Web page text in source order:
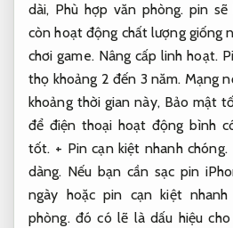
dài, Phù hợp văn phòng. pin sẽ
còn hoạt động chất lượng giống
chơi game. Nâng cấp linh hoạt.
thọ khoảng 2 đến 3 năm. Mạng
khoảng thời gian này, Bảo mật
để điện thoại hoạt động bình
tốt. + Pin cạn kiệt nhanh chóng.
dàng. Nếu bạn cần sạc pin
ngày hoặc pin cạn kiệt nhanh
phòng.đó có lẽ là dấu hiệu